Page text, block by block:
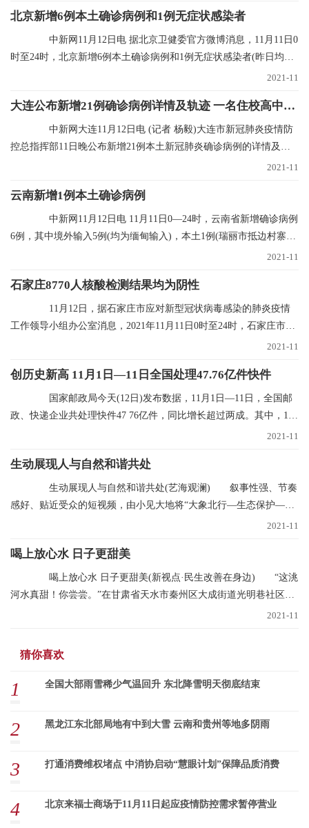
北京新增6例本土确诊病例和1例无症状感染者
中新网11月12日电 据北京卫健委官方微博消息，11月11日0
时至24时，北京新增6例本土确诊病例和1例无症状感染者(昨日均已
2021-11
大连公布新增21例确诊病例详情及轨迹 一名住校高中生确诊
中新网大连11月12日电 (记者 杨毅)大连市新冠肺炎疫情防
控总指挥部11日晚公布新增21例本土新冠肺炎确诊病例的详情及行
2021-11
云南新增1例本土确诊病例
中新网11月12日电 11月11日0—24时，云南省新增确诊病例
6例，其中境外输入5例(均为缅甸输入)，本土1例(瑞丽市抵边村寨重
2021-11
石家庄8770人核酸检测结果均为阴性
11月12日，据石家庄市应对新型冠状病毒感染的肺炎疫情
工作领导小组办公室消息，2021年11月11日0时至24时，石家庄市对
2021-11
创历史新高 11月1日—11日全国处理47.76亿件快件
国家邮政局今天(12日)发布数据，11月1日—11日，全国邮
政、快递企业共处理快件47 76亿件，同比增长超过两成。其中，11
2021-11
生动展现人与自然和谐共处
生动展现人与自然和谐共处(艺海观澜) 叙事性强、节奏
感好、贴近受众的短视频，由小见大地将“大象北行—生态保护—文
2021-11
喝上放心水 日子更甜美
喝上放心水 日子更甜美(新视点·民生改善在身边) “这洮
河水真甜！你尝尝。”在甘肃省天水市秦州区大成街道光明巷社区，
2021-11
猜你喜欢
1 全国大部雨雪稀少气温回升 东北降雪明天彻底结束
2 黑龙江东北部局地有中到大雪 云南和贵州等地多阴雨
3 打通消费维权堵点 中消协启动“慧眼计划”保障品质消费
4 北京来福士商场于11月11日起应疫情防控需求暂停营业